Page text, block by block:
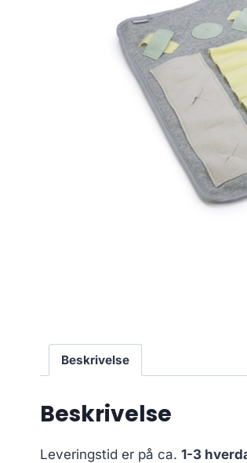
Beskrivelse
Beskrivelse
Leveringstid er på ca. 1-3